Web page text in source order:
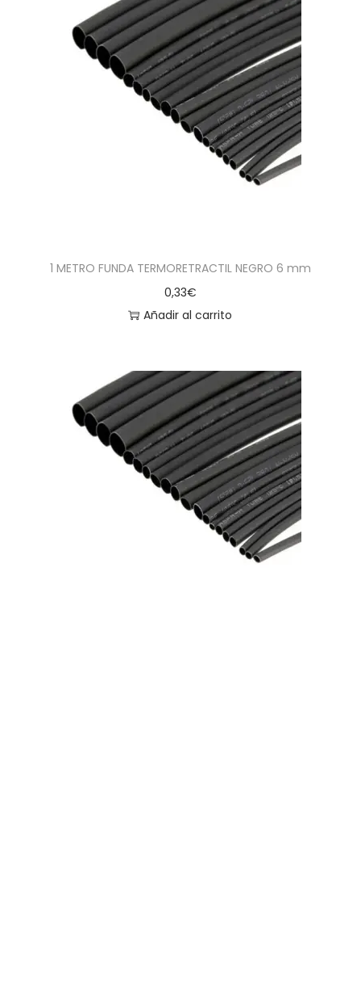
1 METRO FUNDA TERMORETRACTIL NEGRO 6 mm
0,33€
Añadir al carrito